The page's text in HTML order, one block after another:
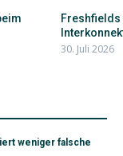
Freshfields
30. Juli 2026
weniger falsche